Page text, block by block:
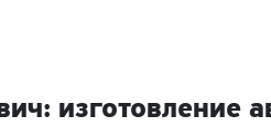
изготовление